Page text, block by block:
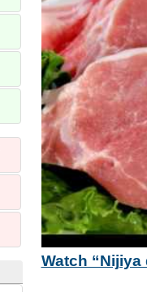
Watch